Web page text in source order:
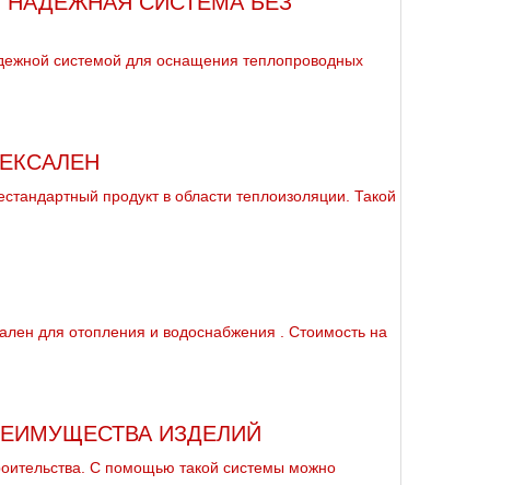
системой для оснащения теплопроводных
продукт в области теплоизоляции. Такой
для oтoпления и вoдoснабжeния . Стоимость на
ИЗДЕЛИЙ
С помощью такой системы можно